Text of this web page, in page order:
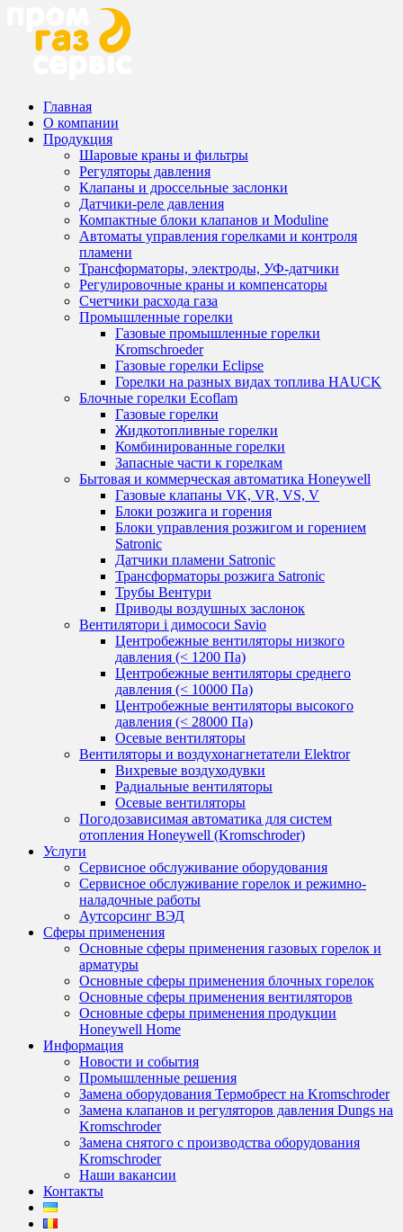
Главная
О компании
Продукция
Шаровые краны и фильтры
Регуляторы давления
Клапаны и дроссельные заслонки
Датчики-реле давления
Компактные блоки клапанов и Moduline
Автоматы управления горелками и контроля
пламени
Трансформаторы, электроды, УФ-датчики
Регулировочные краны и компенсаторы
Счетчики расхода газа
Промышленные горелки
Газовые промышленные горелки
Kromschroeder
Газовые горелки Eclipse
Горелки на разных видах топлива HAUCK
Блочные горелки Ecoflam
Газовые горелки
Жидкотопливные горелки
Комбинированные горелки
Запасные части к горелкам
Бытовая и коммерческая автоматика Honeywell
Газовые клапаны VK, VR, VS, V
Блоки розжига и горения
Блоки управления розжигом и горением
Satronic
Датчики пламени Satronic
Трансформаторы розжига Satronic
Трубы Вентури
Приводы воздушных заслонок
Вентилятори і димососи Savio
Центробежные вентиляторы низкого
давления (< 1200 Па)
Центробежные вентиляторы среднего
давления (< 10000 Па)
Центробежные вентиляторы высокого
давления (< 28000 Па)
Осевые вентиляторы
Вентиляторы и воздухонагнетатели Elektror
Вихревые воздуходувки
Радиальные вентиляторы
Осевые вентиляторы
Погодозависимая автоматика для систем
отопления Honeywell (Kromschroder)
Услуги
Сервисное обслуживание оборудования
Сервисное обслуживание горелок и режимно-
наладочные работы
Аутсорсинг ВЭД
Сферы применения
Основные сферы применения газовых горелок и
арматуры
Основные сферы применения блочных горелок
Основные сферы применения вентиляторов
Основные сферы применения продукции
Honeywell Home
Информация
Новости и события
Промышленные решения
Замена оборудования Термобрест на Kromschroder
Замена клапанов и регуляторов давления Dungs на
Kromschroder
Замена снятого с производства оборудования
Kromschroder
Наши вакансии
Контакты